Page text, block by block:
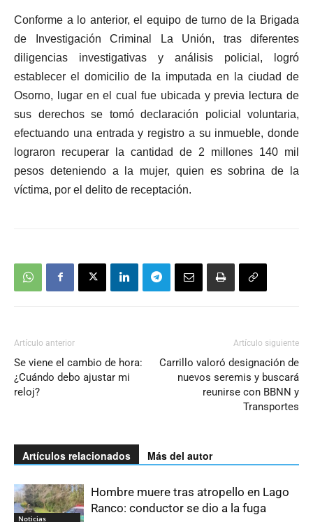
Conforme a lo anterior, el equipo de turno de la Brigada
de Investigación Criminal La Unión, tras diferentes
diligencias investigativas y análisis policial, logró
establecer el domicilio de la imputada en la ciudad de
Osorno, lugar en el cual fue ubicada y previa lectura de
sus derechos se tomó declaración policial voluntaria,
efectuando una entrada y registro a su inmueble, donde
lograron recuperar la cantidad de 2 millones 140 mil
pesos deteniendo a la mujer, quien es sobrina de la
víctima, por el delito de receptación.
Artículo anterior
Se viene el cambio de hora:
¿Cuándo debo ajustar mi
reloj?
Artículo siguiente
Carrillo valoró designación de
nuevos seremis y buscará
reunirse con BBNN y
Transportes
Artículos relacionados Más del autor
Noticias
Hombre muere tras atropello en Lago
Ranco: conductor se dio a la fuga